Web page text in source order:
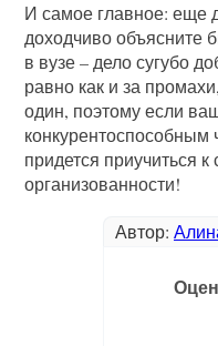
И самое главное: еще
доходчиво объясните
в вузе – дело сугубо
равно как и за
один, поэтому если
придется приучиться
организованности!
Автор: